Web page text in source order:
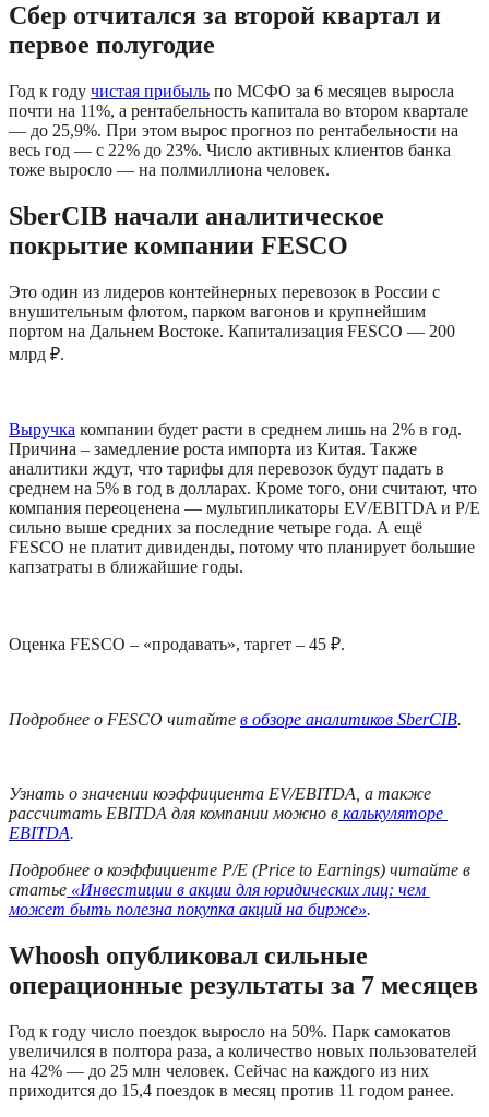
Сбер отчитался за второй квартал и
первое полугодие
Год к году чистая прибыль по МСФО за 6 месяцев выросла
почти на 11%, а рентабельность капитала во втором квартале
— до 25,9%. При этом вырос прогноз по рентабельности на
весь год — с 22% до 23%. Число активных клиентов банка
тоже выросло — на полмиллиона человек.
SberCIB начали аналитическое
покрытие компании FESCO
Это один из лидеров контейнерных перевозок в России с
внушительным флотом, парком вагонов и крупнейшим
портом на Дальнем Востоке. Капитализация FESCO — 200
млрд ₽.
Выручка компании будет расти в среднем лишь на 2% в год.
Причина – замедление роста импорта из Китая. Также
аналитики ждут, что тарифы для перевозок будут падать в
среднем на 5% в год в долларах. Кроме того, они считают, что
компания переоценена — мультипликаторы EV/EBITDA и P/E
сильно выше средних за последние четыре года. А ещё
FESCO не платит дивиденды, потому что планирует большие
капзатраты в ближайшие годы.
Оценка FESCO – «продавать», таргет – 45 ₽.
Подробнее о FESCO читайте в обзоре аналитиков SberCIB.
Узнать о значении коэффициента EV/EBITDA, а также
рассчитать EBITDA для компании можно в калькуляторе
EBITDA.
Подробнее о коэффициенте P/E (Price to Earnings) читайте в
статье «Инвестиции в акции для юридических лиц: чем
может быть полезна покупка акций на бирже».
Whoosh опубликовал сильные
операционные результаты за 7 месяцев
Год к году число поездок выросло на 50%. Парк самокатов
увеличился в полтора раза, а количество новых пользователей
на 42% — до 25 млн человек. Сейчас на каждого из них
приходится до 15,4 поездок в месяц против 11 годом ранее.